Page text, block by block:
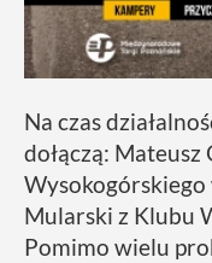
Na czas
dołączą:
Mularski z Klubu
Pomimo wielu